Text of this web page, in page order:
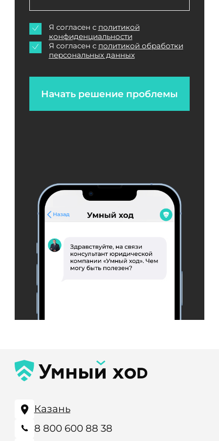
Начать решение проблемы
Я согласен с политикой
конфиденциальности
Я согласен с политикой обработки
персональных данных
Казань
8 800 600 88 38